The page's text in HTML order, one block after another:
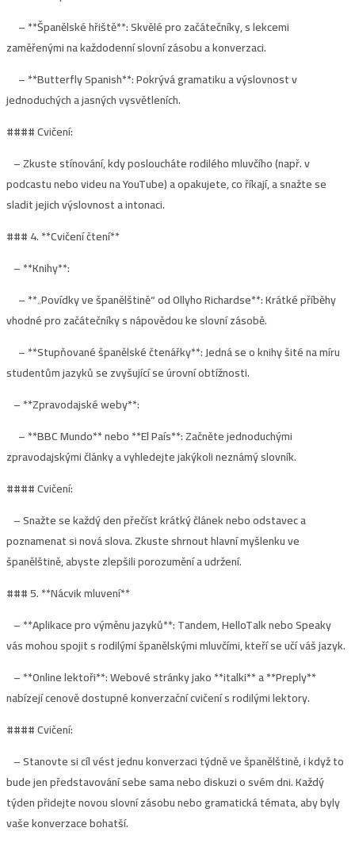
– **Španělské hřiště**: Skvělé pro začátečníky, s lekcemi
zaměřenými na každodenní slovní zásobu a konverzaci.
– **Butterfly Spanish**: Pokrývá gramatiku a výslovnost v
jednoduchých a jasných vysvětleních.
#### Cvičení:
– Zkuste stínování, kdy posloucháte rodilého mluvčího (např. v
podcastu nebo videu na YouTube) a opakujete, co říkají, a snažte se
sladit jejich výslovnost a intonaci.
### 4. **Cvičení čtení**
– **Knihy**:
– **„Povídky ve španělštině“ od Ollyho Richardse**: Krátké příběhy
vhodné pro začátečníky s nápovědou ke slovní zásobě.
– **Stupňované španělské čtenářky**: Jedná se o knihy šité na míru
studentům jazyků se zvyšující se úrovní obtížnosti.
– **Zpravodajské weby**:
– **BBC Mundo** nebo **El País**: Začněte jednoduchými
zpravodajskými články a vyhledejte jakýkoli neznámý slovník.
#### Cvičení:
– Snažte se každý den přečíst krátký článek nebo odstavec a
poznamenat si nová slova. Zkuste shrnout hlavní myšlenku ve
španělštině, abyste zlepšili porozumění a udržení.
### 5. **Nácvik mluvení**
– **Aplikace pro výměnu jazyků**: Tandem, HelloTalk nebo Speaky
vás mohou spojit s rodilými španělskými mluvčími, kteří se učí váš jazyk.
– **Online lektoři**: Webové stránky jako **italki** a **Preply**
nabízejí cenově dostupné konverzační cvičení s rodilými lektory.
#### Cvičení:
– Stanovte si cíl vést jednu konverzaci týdně ve španělštině, i když to
bude jen představování sebe sama nebo diskuzi o svém dni. Každý
týden přidejte novou slovní zásobu nebo gramatická témata, aby byly
vaše konverzace bohatší.